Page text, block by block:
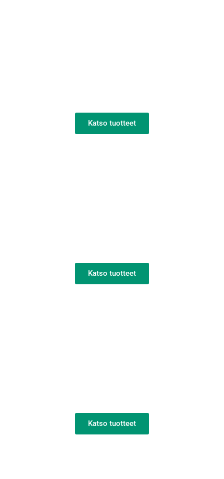
Katso tuotteet
Katso tuotteet
Katso tuotteet